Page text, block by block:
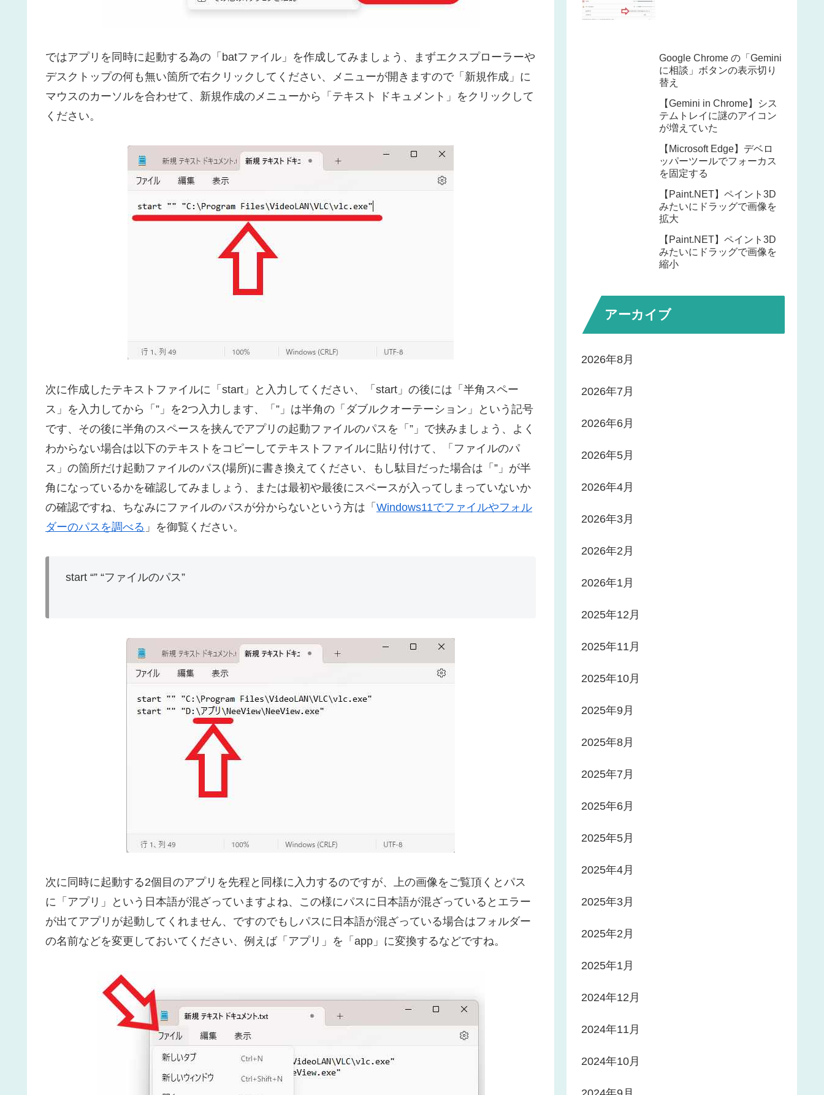
ではアプリを同時に起動する為の「batファイル」を作成してみましょう、まずエクスプローラーや
デスクトップの何も無い箇所で右クリックしてください、メニューが開きますので「新規作成」に
マウスのカーソルを合わせて、新規作成のメニューから「テキスト ドキュメント」をクリックして
ください。
次に作成したテキストファイルに「start」と入力してください、「start」の後には「半角スペー
ス」を入力してから「”」を2つ入力します、「”」は半角の「ダブルクオーテーション」という記号
です、その後に半角のスペースを挟んでアプリの起動ファイルのパスを「”」で挟みましょう、よく
わからない場合は以下のテキストをコピーしてテキストファイルに貼り付けて、「ファイルのパ
ス」の箇所だけ起動ファイルのパス(場所)に書き換えてください、もし駄目だった場合は「”」が半
角になっているかを確認してみましょう、または最初や最後にスペースが入ってしまっていないか
の確認ですね、ちなみにファイルのパスが分からないという方は「 Windows11でファイルやフォル
ダーのパスを調べる 」を御覧ください。
start “” “ファイルのパス”
次に同時に起動する2個目のアプリを先程と同様に入力するのですが、上の画像をご覧頂くとパス
に「アプリ」という日本語が混ざっていますよね、この様にパスに日本語が混ざっているとエラー
が出てアプリが起動してくれません、ですのでもしパスに日本語が混ざっている場合はフォルダー
の名前などを変更しておいてください、例えば「アプリ」を「app」に変換するなどですね。
Google Chrome の「Gemini
に相談」ボタンの表示切り
替え
【Gemini in Chrome】シス
テムトレイに謎のアイコン
が増えていた
【Microsoft Edge】デベロ
ッパーツールでフォーカス
を固定する
【Paint.NET】ペイント3D
みたいにドラッグで画像を
拡大
【Paint.NET】ペイント3D
みたいにドラッグで画像を
縮小
アーカイブ
2026年8月
2026年7月
2026年6月
2026年5月
2026年4月
2026年3月
2026年2月
2026年1月
2025年12月
2025年11月
2025年10月
2025年9月
2025年8月
2025年7月
2025年6月
2025年5月
2025年4月
2025年3月
2025年2月
2025年1月
2024年12月
2024年11月
2024年10月